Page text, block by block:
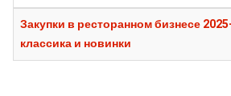
Закупки в ресторанном бизнесе
классика и новинки